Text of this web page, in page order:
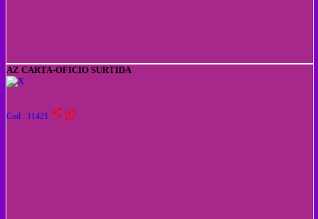
AZ CARTA-OFICIO SURTIDA
Cod : 11421 share